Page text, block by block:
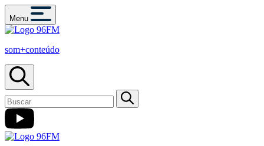
Menu
som+conteúdo